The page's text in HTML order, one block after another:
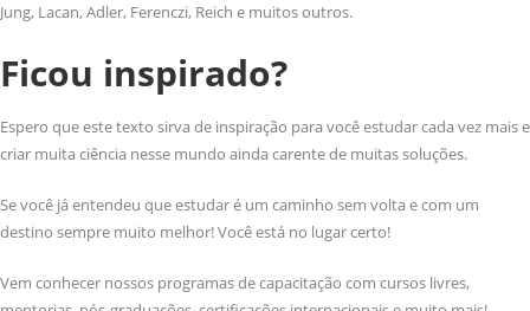
Jung, Lacan, Adler, Ferenczi, Reich e muitos outros.
Ficou inspirado?
Espero que este texto sirva de inspiração para você estudar cada vez mais e
criar muita ciência nesse mundo ainda carente de muitas soluções.
Se você já entendeu que estudar é um caminho sem volta e com um
destino sempre muito melhor! Você está no lugar certo!
Vem conhecer nossos programas de capacitação com cursos livres,